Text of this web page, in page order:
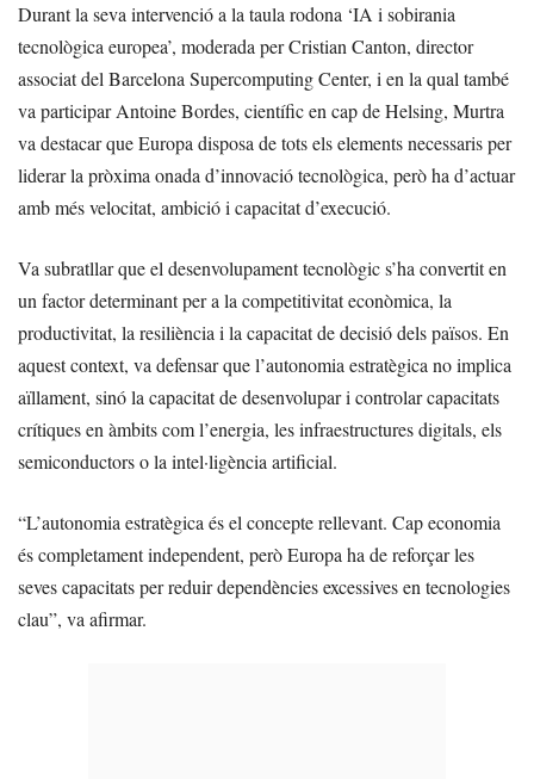
Durant la seva intervenció a la taula rodona ‘IA i sobirania
tecnològica europea’, moderada per Cristian Canton, director
associat del Barcelona Supercomputing Center, i en la qual també
va participar Antoine Bordes, científic en cap de Helsing, Murtra
va destacar que Europa disposa de tots els elements necessaris per
liderar la pròxima onada d’innovació tecnològica, però ha d’actuar
amb més velocitat, ambició i capacitat d’execució.
Va subratllar que el desenvolupament tecnològic s’ha convertit en
un factor determinant per a la competitivitat econòmica, la
productivitat, la resiliència i la capacitat de decisió dels països. En
aquest context, va defensar que l’autonomia estratègica no implica
aïllament, sinó la capacitat de desenvolupar i controlar capacitats
crítiques en àmbits com l’energia, les infraestructures digitals, els
semiconductors o la intel·ligència artificial.
“L’autonomia estratègica és el concepte rellevant. Cap economia
és completament independent, però Europa ha de reforçar les
seves capacitats per reduir dependències excessives en tecnologies
clau”, va afirmar.